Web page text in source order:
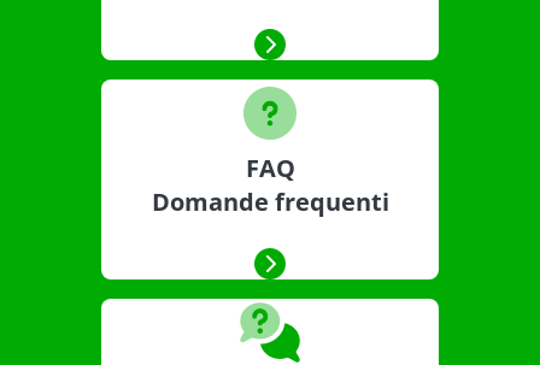
FAQ
Domande frequenti